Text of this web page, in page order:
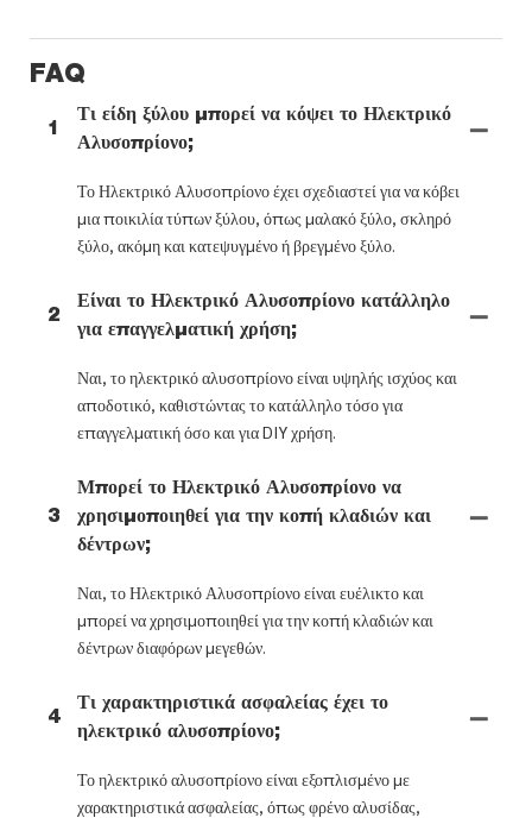
FAQ
1
Τι είδη ξύλου μπορεί να κόψει το Ηλεκτρικό
Αλυσοπρίονο;
Το Ηλεκτρικό Αλυσοπρίονο έχει σχεδιαστεί για να κόβει
μια ποικιλία τύπων ξύλου, όπως μαλακό ξύλο, σκληρό
ξύλο, ακόμη και κατεψυγμένο ή βρεγμένο ξύλο.
2
Είναι το Ηλεκτρικό Αλυσοπρίονο κατάλληλο
για επαγγελματική χρήση;
Ναι, το ηλεκτρικό αλυσοπρίονο είναι υψηλής ισχύος και
αποδοτικό, καθιστώντας το κατάλληλο τόσο για
επαγγελματική όσο και για DIY χρήση.
3
Μπορεί το Ηλεκτρικό Αλυσοπρίονο να
χρησιμοποιηθεί για την κοπή κλαδιών και
δέντρων;
Ναι, το Ηλεκτρικό Αλυσοπρίονο είναι ευέλικτο και
μπορεί να χρησιμοποιηθεί για την κοπή κλαδιών και
δέντρων διαφόρων μεγεθών.
4
Τι χαρακτηριστικά ασφαλείας έχει το
ηλεκτρικό αλυσοπρίονο;
Το ηλεκτρικό αλυσοπρίονο είναι εξοπλισμένο με
χαρακτηριστικά ασφαλείας, όπως φρένο αλυσίδας,